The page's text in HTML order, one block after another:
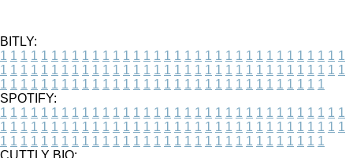
BITLY:
1 1 1 1 1 1 1 1 1 1 1 1 1 1 1 1 1 1 1 1 1 1 1 1 1 1 1 1 1 1 1 1 1 1
1 1 1 1 1 1 1 1 1 1 1 1 1 1 1 1 1 1 1 1 1 1 1 1 1 1 1 1 1 1 1 1 1 1
1 1 1 1 1 1 1 1 1 1 1 1 1 1 1 1 1 1 1 1 1 1 1 1 1 1 1 1 1 1 1 1
SPOTIFY:
1 1 1 1 1 1 1 1 1 1 1 1 1 1 1 1 1 1 1 1 1 1 1 1 1 1 1 1 1 1 1 1 1 1
1 1 1 1 1 1 1 1 1 1 1 1 1 1 1 1 1 1 1 1 1 1 1 1 1 1 1 1 1 1 1 1 1 1
1 1 1 1 1 1 1 1 1 1 1 1 1 1 1 1 1 1 1 1 1 1 1 1 1 1 1 1 1 1 1 1
CUTTLY BIO: